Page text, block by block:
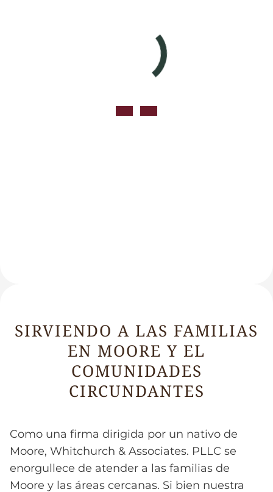
SIRVIENDO A LAS FAMILIAS
EN MOORE Y EL
COMUNIDADES
CIRCUNDANTES
Como una firma dirigida por un nativo de
Moore, Whitchurch & Associates. PLLC se
enorgullece de atender a las familias de
Moore y las áreas cercanas. Si bien nuestra